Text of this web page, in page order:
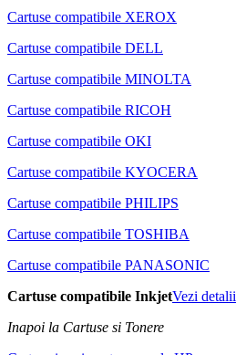
Cartuse compatibile XEROX
Cartuse compatibile DELL
Cartuse compatibile MINOLTA
Cartuse compatibile RICOH
Cartuse compatibile OKI
Cartuse compatibile KYOCERA
Cartuse compatibile PHILIPS
Cartuse compatibile TOSHIBA
Cartuse compatibile PANASONIC
Cartuse compatibile InkjetVezi detalii
Inapoi la Cartuse si Tonere